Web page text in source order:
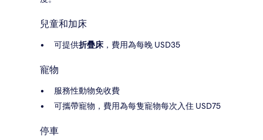
兒童和加床
可提供折疊床 ，費用為每晚 USD35
寵物
服務性動物免收費
可攜帶寵物，費用為每隻寵物每次入住 USD75
停車